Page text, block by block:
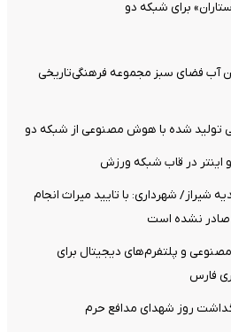
برای شبکه دو
تأمین آب فضای سبز مجموعه فرهنگی‌تاریخی
تولید شده با هوش مصنوعی از شبکه دو
در قاب شبکه ورزش
شیراز/ شهرداری: با تایید میراث انجام
صادر نشده است
و پلتفرم‌های دیجیتال برای
فارس
روز شهدای مدافع حرم